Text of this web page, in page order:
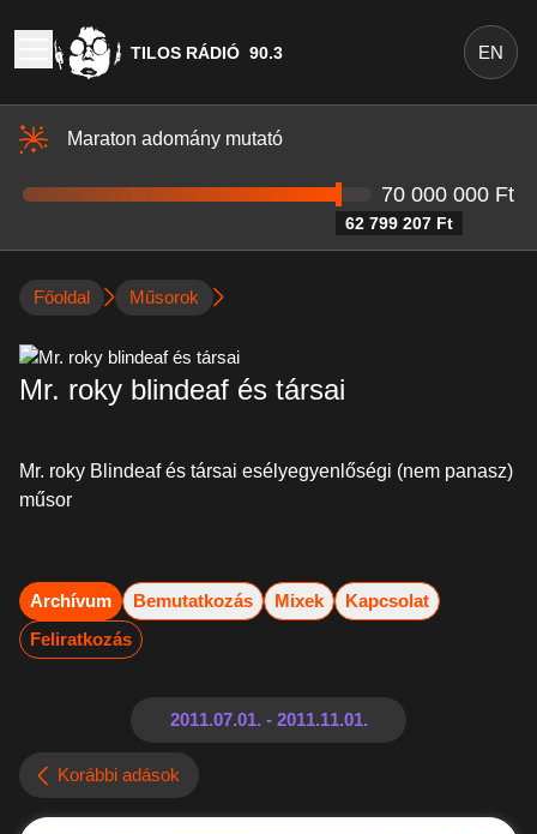
TILOS RÁDIÓ 90.3 EN
Maraton adomány mutató
62 799 207 Ft
70 000 000 Ft
Főoldal Műsorok
Mr. roky blindeaf és társai
Mr. roky Blindeaf és társai esélyegyenlőségi (nem panasz)
műsor
Archívum Bemutatkozás Mixek
Kapcsolat
Feliratkozás
Korábbi adások